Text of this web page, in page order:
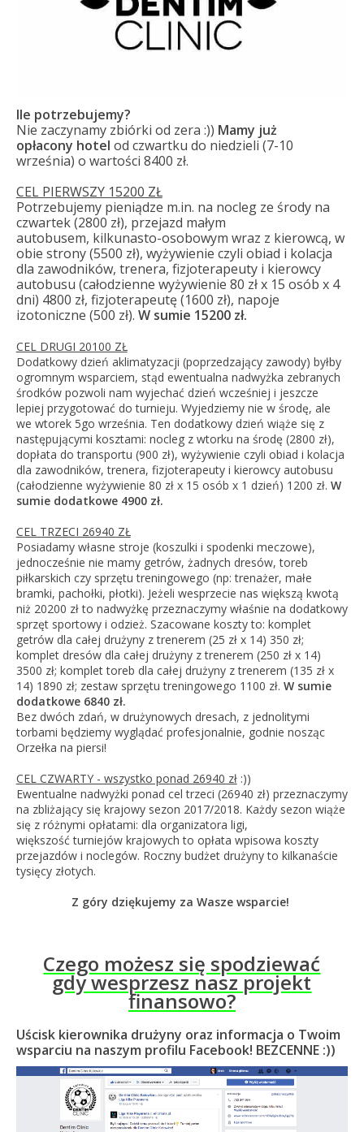
Ile potrzebujemy?
Nie zaczynamy zbiórki od zera :)) Mamy już
opłacony hotel od czwartku do niedzieli (7-10
września) o wartości 8400 zł.
CEL PIERWSZY 15200 ZŁ
Potrzebujemy pieniądze m.in. na nocleg ze środy na
czwartek (2800 zł), przejazd małym
autobusem, kilkunasto-osobowym wraz z kierowcą, w
obie strony (5500 zł), wyżywienie czyli obiad i kolacja
dla zawodników, trenera, fizjoterapeuty i kierowcy
autobusu (całodzienne wyżywienie 80 zł x 15 osób x 4
dni) 4800 zł, fizjoterapeutę (1600 zł), napoje
izotoniczne (500 zł). W sumie 15200 zł.
CEL DRUGI 20100 ZŁ
Dodatkowy dzień aklimatyzacji (poprzedzający zawody) byłby
ogromnym wsparciem, stąd ewentualna nadwyżka zebranych
środków pozwoli nam wyjechać dzień wcześniej i jeszcze
lepiej przygotować do turnieju. Wyjedziemy nie w środę, ale
we wtorek 5go września. Ten dodatkowy dzień wiąże się z
następującymi kosztami: nocleg z wtorku na środę (2800 zł),
dopłata do transportu (900 zł), wyżywienie czyli obiad i kolacja
dla zawodników, trenera, fizjoterapeuty i kierowcy autobusu
(całodzienne wyżywienie 80 zł x 15 osób x 1 dzień) 1200 zł. W
sumie dodatkowe 4900 zł.
CEL TRZECI 26940 ZŁ
Posiadamy własne stroje (koszulki i spodenki meczowe),
jednocześnie nie mamy getrów, żadnych dresów, toreb
piłkarskich czy sprzętu treningowego (np: trenażer, małe
bramki, pachołki, płotki). Jeżeli wesprzecie nas większą kwotą
niż 20200 zł to nadwyżkę przeznaczymy właśnie na dodatkowy
sprzęt sportowy i odzież. Szacowane koszty to: komplet
getrów dla całej drużyny z trenerem (25 zł x 14) 350 zł;
komplet dresów dla całej drużyny z trenerem (250 zł x 14)
3500 zł; komplet toreb dla całej drużyny z trenerem (135 zł x
14) 1890 zł; zestaw sprzętu treningowego 1100 zł. W sumie
dodatkowe 6840 zł.
Bez dwóch zdań, w drużynowych dresach, z jednolitymi
torbami będziemy wyglądać profesjonalnie, godnie nosząc
Orzełka na piersi!
CEL CZWARTY - wszystko ponad 26940 zł:))
Ewentualne nadwyżki ponad cel trzeci (26940 zł) przeznaczymy
na zbliżający się krajowy sezon 2017/2018. Każdy sezon wiąże
się z różnymi opłatami: dla organizatora ligi,
większość turniejów krajowych to opłata wpisowa koszty
przejazdów i noclegów. Roczny budżet drużyny to kilkanaście
tysięcy złotych.
Z góry dziękujemy za Wasze wsparcie!
Czego możesz się spodziewać
gdy wesprzesz nasz projekt
finansowo?
Uścisk kierownika drużyny oraz informacja o Twoim
wsparciu na naszym profilu Facebook! BEZCENNE :))